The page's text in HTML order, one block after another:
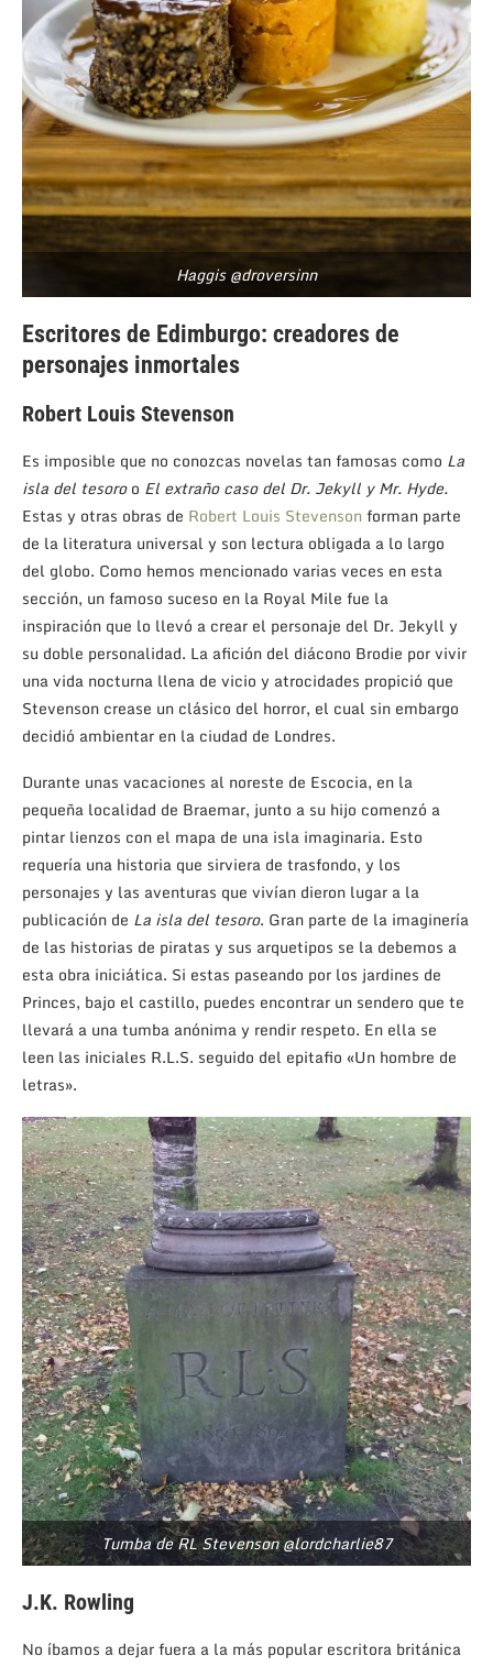
Haggis @droversinn
Escritores de Edimburgo: creadores de
personajes inmortales
Robert Louis Stevenson
Es imposible que no conozcas novelas tan famosas como La
isla del tesoroo El extraño caso del Dr. Jekyll y Mr. Hyde.
Estas y otras obras de Robert Louis Stevensonforman parte
de la literatura universal y son lectura obligada a lo largo
del globo. Como hemos mencionado varias veces en esta
sección, un famoso suceso en la Royal Mile fue la
inspiración que lo llevó a crear el personaje del Dr. Jekyll y
su doble personalidad. La afición del diácono Brodie por vivir
una vida nocturna llena de vicio y atrocidades propició que
Stevenson crease un clásico del horror, el cual sin embargo
decidió ambientar en la ciudad de Londres.
Durante unas vacaciones al noreste de Escocia, en la
pequeña localidad de Braemar, junto a su hijo comenzó a
pintar lienzos con el mapa de una isla imaginaria. Esto
requería una historia que sirviera de trasfondo, y los
personajes y las aventuras que vivían dieron lugar a la
publicación de La isla del tesoro. Gran parte de la imaginería
de las historias de piratas y sus arquetipos se la debemos a
esta obra iniciática. Si estas paseando por los jardines de
Princes, bajo el castillo, puedes encontrar un sendero que te
llevará a una tumba anónima y rendir respeto. En ella se
leen las iniciales R.L.S. seguido del epitafio «Un hombre de
letras».
Tumba de RL Stevenson @lordcharlie87
J.K. Rowling
No íbamos a dejar fuera a la más popular escritora británica